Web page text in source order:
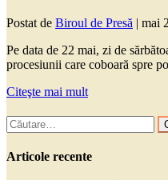
Postat de Biroul de Presă | mai
Pe data de 22 mai, zi de
procesiunii care coboară spre
Citeşte mai mult
Caută
după:
Articole recente